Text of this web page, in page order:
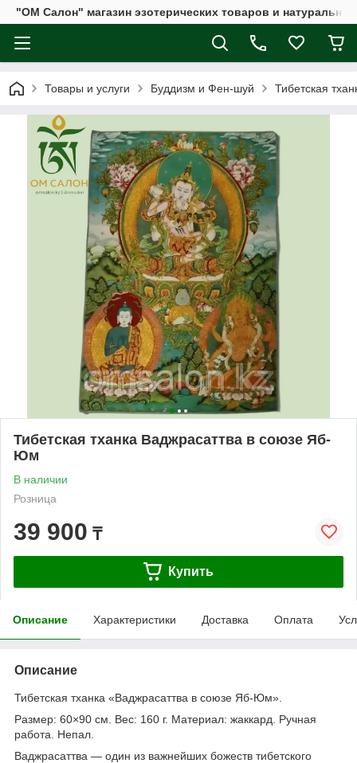
"ОМ Салон" магазин эзотерических товаров и
Товары и услуги Буддизм и Фен-шуй Тибетская
Тибетская тханка Ваджрасаттва в союзе Яб-
Юм
В наличии
Розница
39 900 ₸
Купить
Описание Характеристики Доставка Оплата
Описание
Тибетская тханка «Ваджрасаттва в союзе Яб-Юм».
Размер: 60×90 см. Вес: 160 г. Материал: жаккард. Ручная
работа. Непал.
Ваджрасаттва — один из важнейших божеств тибетского